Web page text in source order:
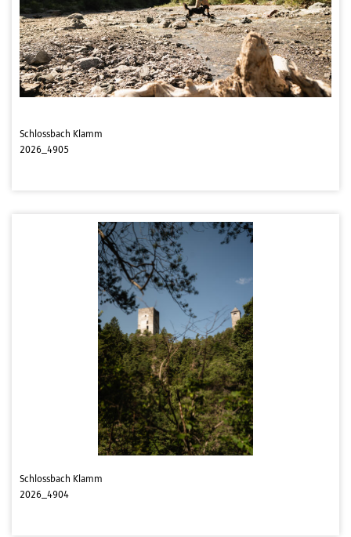
Schlossbach Klamm
2026_4905
Schlossbach Klamm
2026_4904